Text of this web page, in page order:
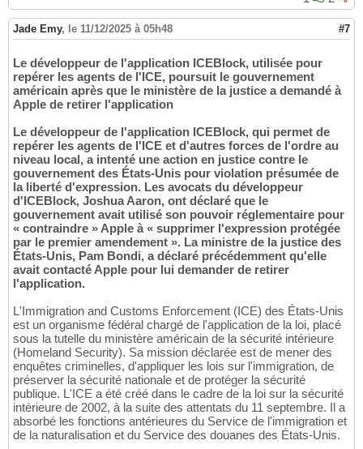
Jade Emy, le 11/12/2025 à 05h48 #7
Le développeur de l'application ICEBlock, utilisée pour
repérer les agents de l'ICE, poursuit le gouvernement
américain après que le ministère de la justice a demandé à
Apple de retirer l'application
Le développeur de l'application ICEBlock, qui permet de
repérer les agents de l'ICE et d'autres forces de l'ordre au
niveau local, a intenté une action en justice contre le
gouvernement des États-Unis pour violation présumée de
la liberté d'expression. Les avocats du développeur
d'ICEBlock, Joshua Aaron, ont déclaré que le
gouvernement avait utilisé son pouvoir réglementaire pour
« contraindre » Apple à « supprimer l'expression protégée
par le premier amendement ». La ministre de la justice des
États-Unis, Pam Bondi, a déclaré précédemment qu'elle
avait contacté Apple pour lui demander de retirer
l'application.
L'Immigration and Customs Enforcement (ICE) des États-Unis
est un organisme fédéral chargé de l'application de la loi, placé
sous la tutelle du ministère américain de la sécurité intérieure
(Homeland Security). Sa mission déclarée est de mener des
enquêtes criminelles, d'appliquer les lois sur l'immigration, de
préserver la sécurité nationale et de protéger la sécurité
publique. L'ICE a été créé dans le cadre de la loi sur la sécurité
intérieure de 2002, à la suite des attentats du 11 septembre. Il a
absorbé les fonctions antérieures du Service de l'immigration et
de la naturalisation et du Service des douanes des États-Unis.